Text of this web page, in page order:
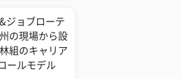
ジョブローテ
の現場から設
組のキャリア
ールモデル